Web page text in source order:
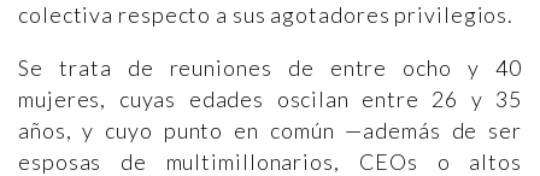
colectiva respecto a sus agotadores privilegios.
Se trata de reuniones de entre ocho y 40
mujeres, cuyas edades oscilan entre 26 y 35
años, y cuyo punto en común —además de ser
esposas de multimillonarios, CEOs o altos